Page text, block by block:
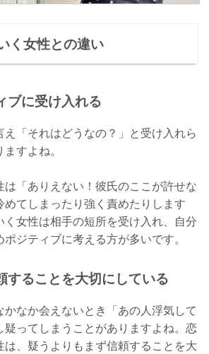
く女性との違い
ブに受け入れる
「それはどうなの？」と受け入れら
すよね。
は「ありえない！彼氏のここが許せな
めてしまったり強く責めたりします
く女性は相手の短所を受け入れ、自分
ジティブに考える方が多いです。
することを大切にしている
なか会えないとき「あの人浮気して
疑ってしまうことがありますよね。恋
、疑うよりもまず信頼することを大